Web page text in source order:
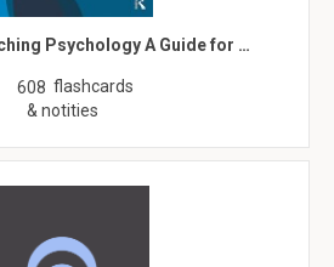
Psychology A Guide for …
608 flashcards
& notities